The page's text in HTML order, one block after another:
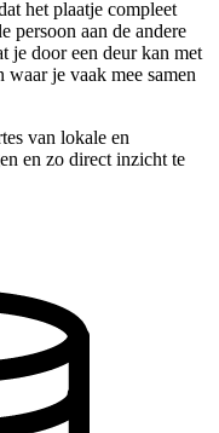
het plaatje compleet
persoon aan de andere
je door een deur kan met
je vaak mee samen
van lokale en
en zo direct inzicht te